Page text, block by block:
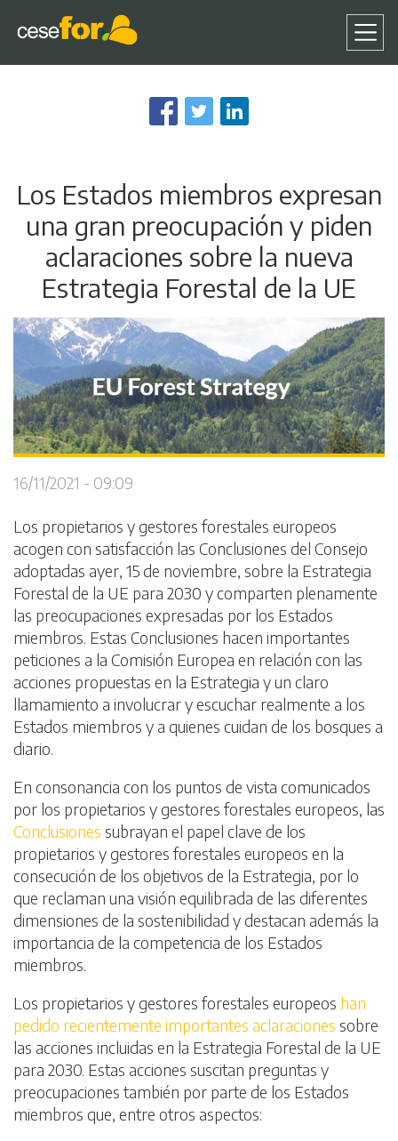
al
contenido
Los Estados miembros expresan
una gran preocupación y piden
aclaraciones sobre la nueva
Estrategia Forestal de la UE
16/11/2021 - 09:09
Los propietarios y gestores forestales europeos
acogen con satisfacción las Conclusiones del Consejo
adoptadas ayer, 15 de noviembre, sobre la Estrategia
Forestal de la UE para 2030 y comparten plenamente
las preocupaciones expresadas por los Estados
miembros. Estas Conclusiones hacen importantes
peticiones a la Comisión Europea en relación con las
acciones propuestas en la Estrategia y un claro
llamamiento a involucrar y escuchar realmente a los
Estados miembros y a quienes cuidan de los bosques a
diario.
En consonancia con los puntos de vista comunicados
por los propietarios y gestores forestales europeos, las
Conclusiones subrayan el papel clave de los
propietarios y gestores forestales europeos en la
consecución de los objetivos de la Estrategia, por lo
que reclaman una visión equilibrada de las diferentes
dimensiones de la sostenibilidad y destacan además la
importancia de la competencia de los Estados
miembros.
Los propietarios y gestores forestales europeos han
pedido recientemente importantes aclaraciones sobre
las acciones incluidas en la Estrategia Forestal de la UE
para 2030. Estas acciones suscitan preguntas y
preocupaciones también por parte de los Estados
miembros que, entre otros aspectos: